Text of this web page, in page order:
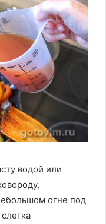
водой или
огне под